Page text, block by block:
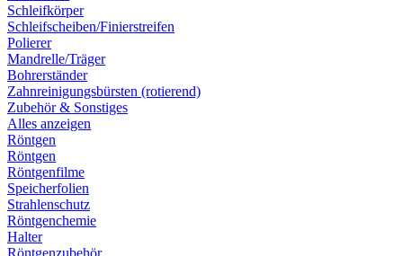
Schleifkörper
Schleifscheiben/Finierstreifen
Polierer
Mandrelle/Träger
Bohrerständer
Zahnreinigungsbürsten (rotierend)
Zubehör & Sonstiges
Alles anzeigen
Röntgen
Röntgen
Röntgenfilme
Speicherfolien
Strahlenschutz
Röntgenchemie
Halter
Röntgenzubehör